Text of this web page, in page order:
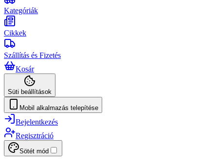
Kategóriák
Cikkek
Szállítás és Fizetés
Kosár
Süti beállítások
Mobil alkalmazás telepítése
Bejelentkezés
Regisztráció
Sötét mód